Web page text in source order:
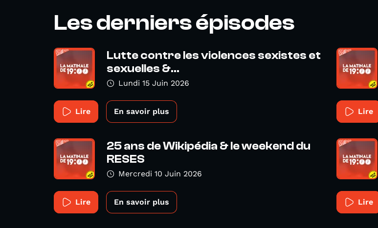
Les derniers épisodes
Lutte contre les violences sexistes et
sexuelles &...
Lundi 15 Juin 2026
Lire En savoir plus Lire
25 ans de Wikipédia & le weekend du
RESES
Mercredi 10 Juin 2026
Lire En savoir plus Lire